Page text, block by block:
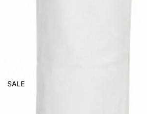
SALE